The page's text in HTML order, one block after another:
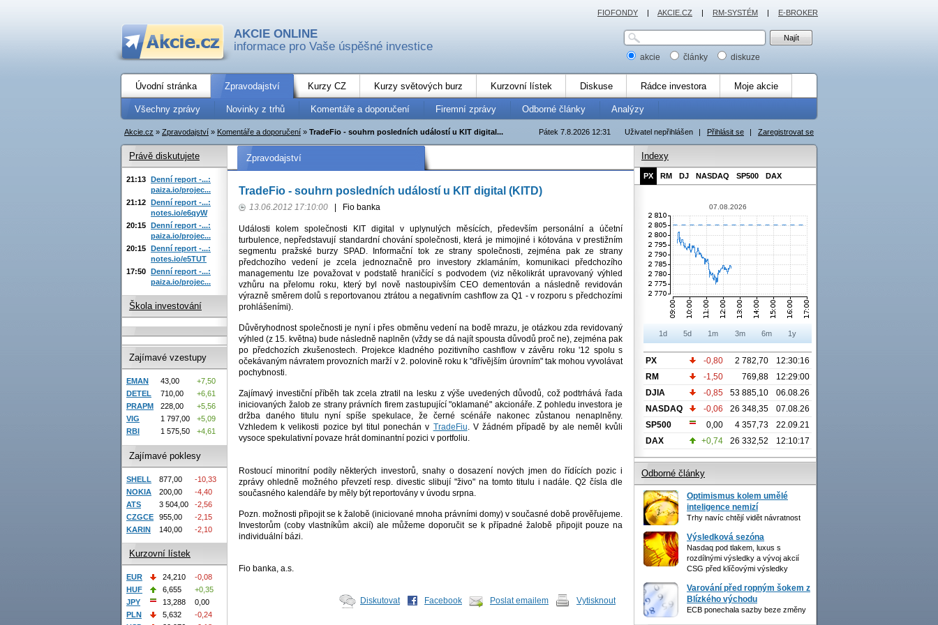
AKCIE ONLINE
informace pro Vaše úspěšné investice
akcie články diskuze
Úvodní stránka Zpravodajství Kurzy CZ Kurzy světových burz Kurzovní lístek Diskuse Rádce investora Moje akcie
Všechny zprávy Novinky z trhů Komentáře a doporučení Firemní zprávy Odborné články Analýzy
Uživatel nepřihlášen | Přihlásit se | Zaregistrovat se
Pátek 7.8.2026 12:31
Akcie.cz » Zpravodajství » Komentáře a doporučení » TradeFio - souhrn posledních událostí u KIT digital...
Zpravodajství
TradeFio - souhrn posledních událostí u KIT digital (KITD)
13.06.2012 17:10:00 Fio banka
Události kolem společnosti KIT digital v uplynulých měsících, především personální a účetní
turbulence, nepředstavují standardní chování společnosti, která je mimojiné i kótována v prestižním
segmentu pražské burzy SPAD. Informační tok ze strany společnosti, zejména pak ze strany
předchozího vedení je zcela jednoznačně pro investory zklamáním, komunikaci předchozího
managementu lze považovat v podstatě hraničící s podvodem (viz několikrát upravovaný výhled
vzhůru na přelomu roku, který byl nově nastoupivším CEO dementován a následně revidován
výrazně směrem dolů s reportovanou ztrátou a negativním cashflow za Q1 - v rozporu s předchozími
prohlášeními).
Důvěryhodnost společnosti je nyní i přes obměnu vedení na bodě mrazu, je otázkou zda revidovaný
výhled (z 15. května) bude následně naplněn (vždy se dá najít spousta důvodů proč ne), zejména pak
po předchozích zkušenostech. Projekce kladného pozitivního cashflow v závěru roku '12 spolu s
očekávaným návratem provozních marží v 2. polovině roku k "dřívějším úrovním" tak mohou vyvolávat
pochybnosti.
Zajímavý investiční příběh tak zcela ztratil na lesku z výše uvedených důvodů, což podtrhává řada
iniciovaných žalob ze strany právních firem zastupující "oklamané" akcionáře. Z pohledu investora je
držba daného titulu nyní spíše spekulace, že černé scénáře nakonec zůstanou nenaplněny.
Vzhledem k velikosti pozice byl titul ponechán v TradeFiu. V žádném případě by ale neměl kvůli
vysoce spekulativní povaze hrát dominantní pozici v portfoliu.
Rostoucí minoritní podíly některých investorů, snahy o dosazení nových jmen do řídících pozic i
zprávy ohledně možného převzetí resp. divestic slibují "živo" na tomto titulu i nadále. Q2 čísla dle
současného kalendáře by měly být reportovány v úvodu srpna.
Pozn. možnosti připojit se k žalobě (iniciované mnoha právními domy) v současné době prověřujeme.
Investorům (coby vlastníkům akcií) ale můžeme doporučit se k případné žalobě připojit pouze na
individuální bázi.
Fio banka, a.s.
Diskutovat Facebook Poslat emailem Vytisknout
Právě diskutujete
21:13 Denní report -...:
paiza.io/projec...
21:12 Denní report -...:
notes.io/e6qyW
20:15 Denní report -...:
paiza.io/projec...
20:15 Denní report -...:
notes.io/e5TUT
17:50 Denní report -...:
paiza.io/projec...
Škola investování
Zajímavé vzestupy
EMAN 43,00
+7,50
DETEL
710,00
+6,61
PRAPM
228,00
+5,56
VIG
1 797,00
+5,09
RBI
1 575,50 +4,61
Zajímavé poklesy
SHELL 877,00
-10,33
NOKIA
200,00
-4,40
ATS
3 504,00
-2,56
CZGCE
955,00
-2,15
KARIN
140,00 -2,10
Kurzovní lístek
EUR 24,210
-0,08
HUF
6,655
+0,35
JPY
13,288
0,00
PLN
5,632
-0,24
Indexy
PX RM DJ NASDAQ SP500 DAX
07.08.2026
1d 5d 1m 3m 6m 1y
PX -0,80 2 782,70
12:30:16
RM
-1,50 769,88
12:29:00
DJIA
-0,85 53 885,10
06.08.26
NASDAQ
-0,06 26 348,35
07.08.26
SP500
0,00 4 357,73
22.09.21
DAX
+0,74 26 332,52 12:10:17
Odborné články
Optimismus kolem umělé
inteligence nemizí
Trhy navíc chtějí vidět návratnost
Výsledková sezóna
Nasdaq pod tlakem, luxus s
rozdílnými výsledky a vývoj akcií
CSG před klíčovými výsledky
Varování před ropným šokem z
Blízkého východu
ECB ponechala sazby beze změny
FIOFONDY | AKCIE.CZ | RM-SYSTÉM | E-BROKER